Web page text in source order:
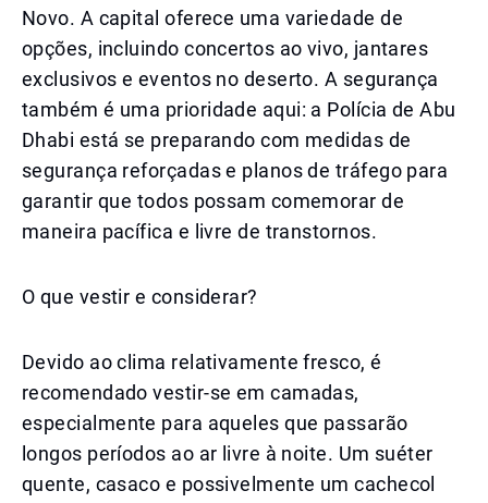
Novo. A capital oferece uma variedade de
opções, incluindo concertos ao vivo, jantares
exclusivos e eventos no deserto. A segurança
também é uma prioridade aqui: a Polícia de Abu
Dhabi está se preparando com medidas de
segurança reforçadas e planos de tráfego para
garantir que todos possam comemorar de
maneira pacífica e livre de transtornos.
O que vestir e considerar?
Devido ao clima relativamente fresco, é
recomendado vestir-se em camadas,
especialmente para aqueles que passarão
longos períodos ao ar livre à noite. Um suéter
quente, casaco e possivelmente um cachecol